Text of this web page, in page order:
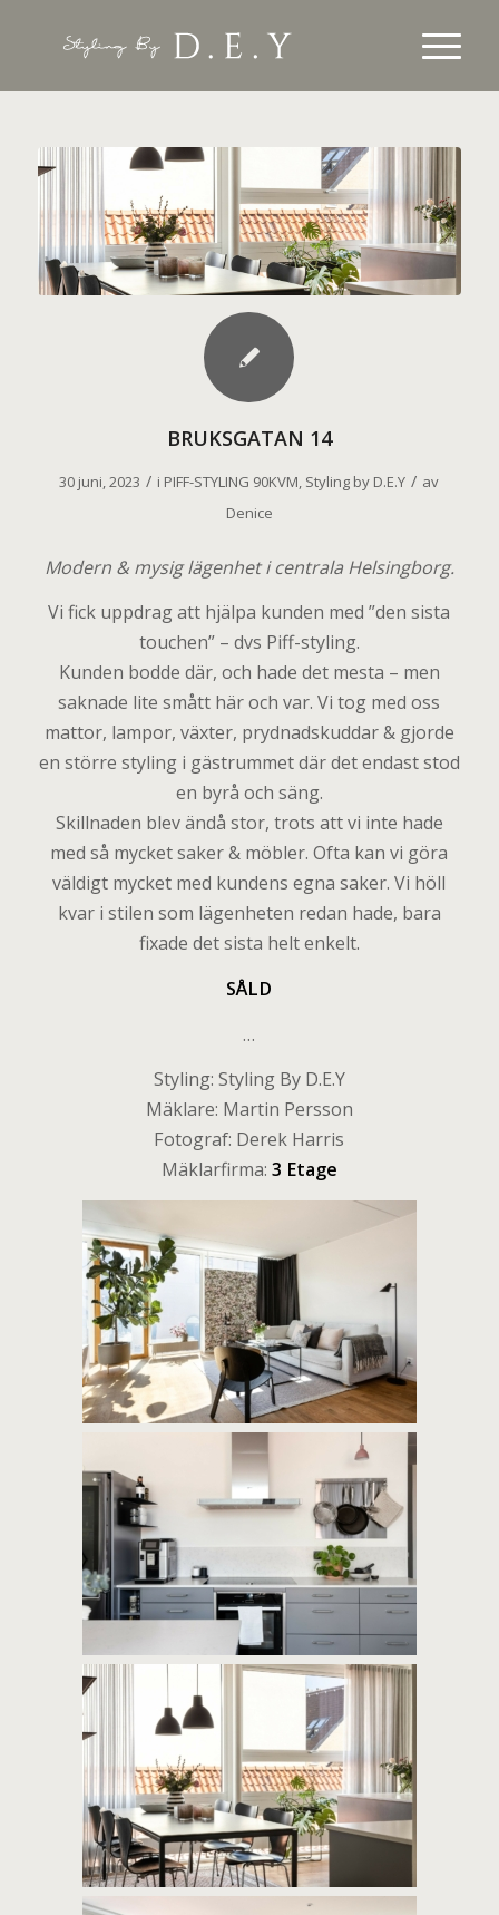
BRUKSGATAN 14
30 juni, 2023 / i PIFF-STYLING 90KVM, Styling by D.E.Y / av
Denice
Modern & mysig lägenhet i centrala Helsingborg.
Vi fick uppdrag att hjälpa kunden med ”den sista
touchen” – dvs Piff-styling.
Kunden bodde där, och hade det mesta – men
saknade lite smått här och var. Vi tog med oss
mattor, lampor, växter, prydnadskuddar & gjorde
en större styling i gästrummet där det endast stod
en byrå och säng.
Skillnaden blev ändå stor, trots att vi inte hade
med så mycket saker & möbler. Ofta kan vi göra
väldigt mycket med kundens egna saker. Vi höll
kvar i stilen som lägenheten redan hade, bara
fixade det sista helt enkelt.
SÅLD
…
Styling: Styling By D.E.Y
Mäklare: Martin Persson
Fotograf: Derek Harris
Mäklarfirma: 3 Etage